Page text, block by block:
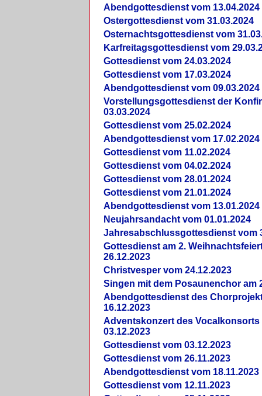
Abendgottesdienst vom 13.04.2024
Ostergottesdienst vom 31.03.2024
Osternachtsgottesdienst vom
Karfreitagsgottesdienst vom
Gottesdienst vom 24.03.2024
Gottesdienst vom 17.03.2024
Abendgottesdienst vom 09.03.2024
Vorstellungsgottesdienst der
03.03.2024
Gottesdienst vom 25.02.2024
Abendgottesdienst vom 17.02.2024
Gottesdienst vom 11.02.2024
Gottesdienst vom 04.02.2024
Gottesdienst vom 28.01.2024
Gottesdienst vom 21.01.2024
Abendgottesdienst vom 13.01.2024
Neujahrsandacht vom 01.01.2024
Jahresabschlussgottesdienst vom
Gottesdienst am 2.
26.12.2023
Christvesper vom 24.12.2023
Singen mit dem Posaunenchor am
Abendgottesdienst des
16.12.2023
Adventskonzert des Vocalkonsorts
03.12.2023
Gottesdienst vom 03.12.2023
Gottesdienst vom 26.11.2023
Abendgottesdienst vom 18.11.2023
Gottesdienst vom 12.11.2023